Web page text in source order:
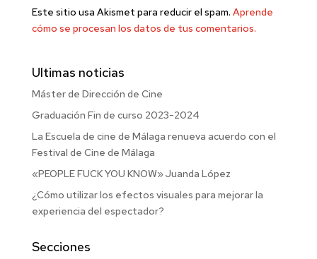
Este sitio usa Akismet para reducir el spam. Aprende
cómo se procesan los datos de tus comentarios.
Ultimas noticias
Máster de Dirección de Cine
Graduación Fin de curso 2023-2024
La Escuela de cine de Málaga renueva acuerdo con el
Festival de Cine de Málaga
«PEOPLE FUCK YOU KNOW» Juanda López
¿Cómo utilizar los efectos visuales para mejorar la
experiencia del espectador?
Secciones